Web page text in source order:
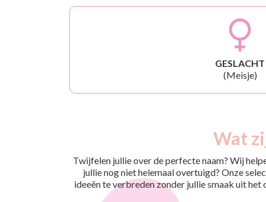
GESLACHT
(Meisje)
Wat
Twijfelen jullie over de perfecte naam? Wij
jullie nog niet helemaal overtuigd? Onze
ideeën te verbreden zonder jullie smaak uit